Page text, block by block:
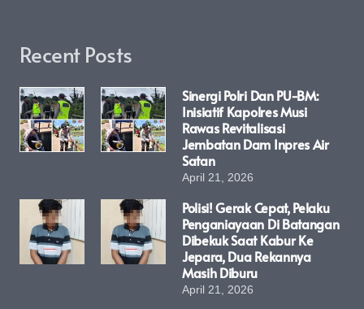
Recent Posts
Sinergi Polri Dan PU-BM:
Inisiatif Kapolres Musi
Rawas Revitalisasi
Jembatan Dam Inpres Air
Satan
April 21, 2026
Polisi! Gerak Cepat, Pelaku
Penganiayaan Di Batangan
Dibekuk Saat Kabur Ke
Jepara, Dua Rekannya
Masih Diburu
April 21, 2026